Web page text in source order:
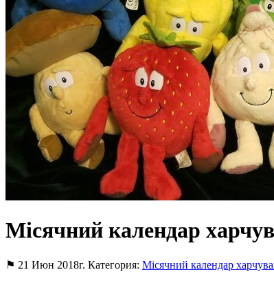
Місячний календар
⚑ 21 Июн 2018г. Категория: Місячний календар